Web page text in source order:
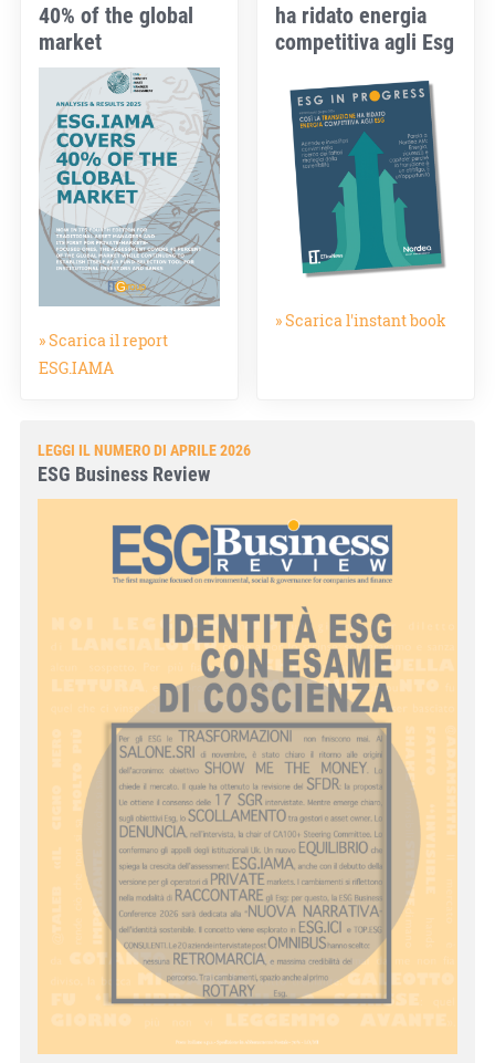
40% of the global
market
» Scarica il report
ESG.IAMA
ha ridato energia
competitiva agli Esg
» Scarica l'instant book
LEGGI IL NUMERO DI APRILE 2026
ESG Business Review